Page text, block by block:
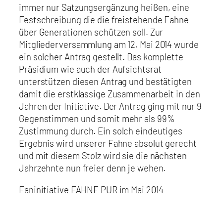
immer nur Satzungsergänzung heißen, eine
Festschreibung die die freistehende Fahne
über Generationen schützen soll. Zur
Mitgliederversammlung am 12. Mai 2014 wurde
ein solcher Antrag gestellt. Das komplette
Präsidium wie auch der Aufsichtsrat
unterstützen diesen Antrag und bestätigten
damit die erstklassige Zusammenarbeit in den
Jahren der Initiative. Der Antrag ging mit nur 9
Gegenstimmen und somit mehr als 99%
Zustimmung durch. Ein solch eindeutiges
Ergebnis wird unserer Fahne absolut gerecht
und mit diesem Stolz wird sie die nächsten
Jahrzehnte nun freier denn je wehen.
Faninitiative FAHNE PUR im Mai 2014